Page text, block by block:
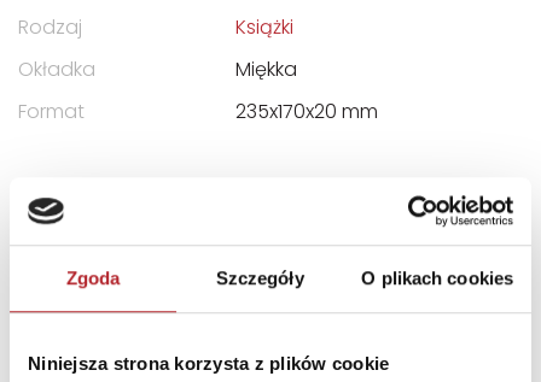
Zgoda Szczegóły O plikach cookies
Niniejsza strona korzysta z plików cookie
Rodzaj
Książki
Okładka
Miękka
Format
235x170x20 mm
DANE OSOBY ODPOWIEDZIALNEJ
Nazwa
HELION S.A.
ul. KOŚCIUSZKI 1C
Miasto
Gliwice